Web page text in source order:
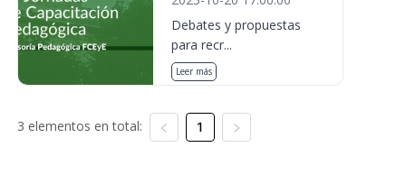
Debates y propuestas
para recr...
Leer más
3 elementos en total: 1